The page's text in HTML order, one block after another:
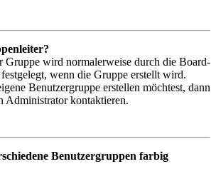
Gruppe wird normalerweise durch die Board-
wenn die Gruppe erstellt wird.
Benutzergruppe erstellen möchtest, dann
Administrator kontaktieren.
Benutzergruppen farbig